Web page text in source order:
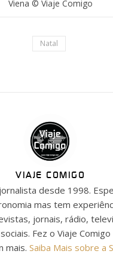
Viena © Viaje Comigo
Natal
VIAJE COMIGO
desde 1998.
mas tem
jornais, rádio,
Fez o Viaje
mais. Saiba Mais sobre a